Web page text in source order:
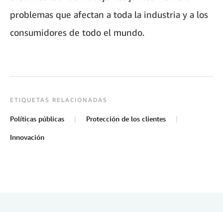
problemas que afectan a toda la industria y a los
consumidores de todo el mundo.
ETIQUETAS RELACIONADAS
Políticas públicas Protección de los clientes
Innovación